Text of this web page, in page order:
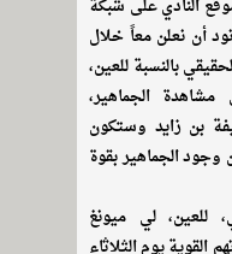
النادي على شبكة
أن نعلن معاً خلال
بالنسبة للعين،
الجماهير،
بن زايد وستكون
وجود الجماهير بقوة
للعين، لي ميونغ
القوية يوم الثلاثاء